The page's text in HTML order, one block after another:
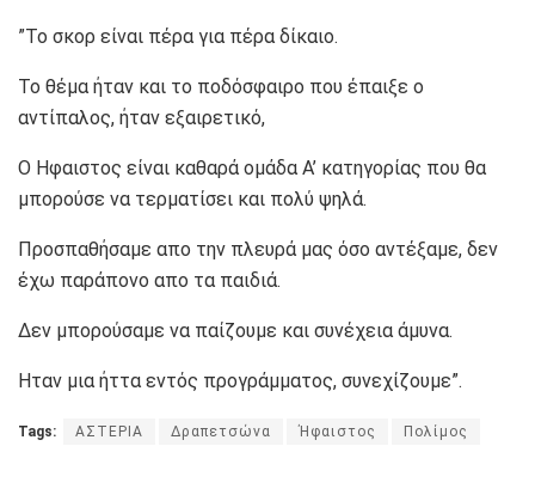
”Το σκορ είναι πέρα για πέρα δίκαιο.
Το θέμα ήταν και το ποδόσφαιρο που έπαιξε ο
αντίπαλος, ήταν εξαιρετικό,
Ο Ηφαιστος είναι καθαρά ομάδα Α’ κατηγορίας που θα
μπορούσε να τερματίσει και πολύ ψηλά.
Προσπαθήσαμε απο την πλευρά μας όσο αντέξαμε, δεν
έχω παράπονο απο τα παιδιά.
Δεν μπορούσαμε να παίζουμε και συνέχεια άμυνα.
Ηταν μια ήττα εντός προγράμματος, συνεχίζουμε”.
Tags: ΑΣΤΕΡΙΑ Δραπετσώνα Ήφαιστος Πολίμος